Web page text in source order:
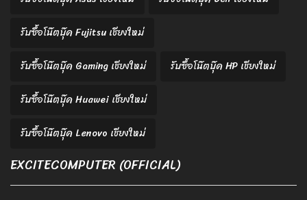
รับซื้อโน๊ตบุ๊ค Fujitsu เชียงใหม่
รับซื้อโน๊ตบุ๊ค Gaming เชียงใหม่
รับซื้อโน๊ตบุ๊ค HP เชียงใหม่
รับซื้อโน๊ตบุ๊ค Huawei เชียงใหม่
รับซื้อโน๊ตบุ๊ค Lenovo เชียงใหม่
EXCITECOMPUTER (OFFICIAL)